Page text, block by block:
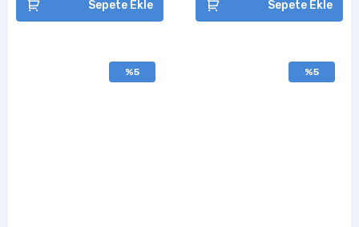
Sepete Ekle Sepete Ekle
%5 %5